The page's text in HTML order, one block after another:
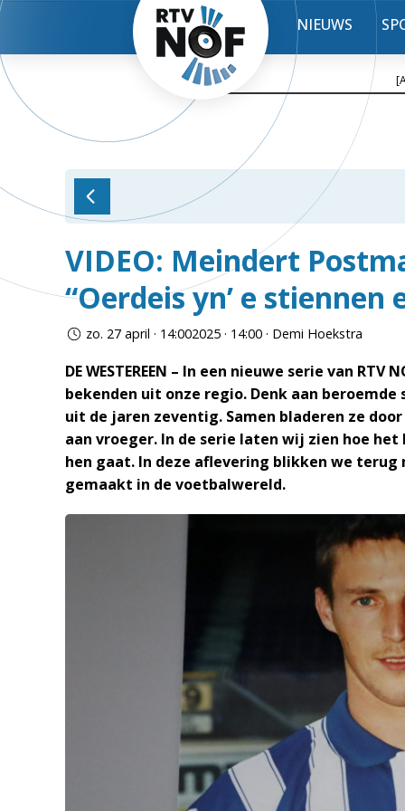
NIEUWS
VIDEO: Meindert
“Oerdeis yn’ e
zo. 27 april · 14:002025 · 14:00 · Demi Hoekstra
DE WESTEREEN – In een nieuwe serie van
bekenden uit onze regio. Denk aan
uit de jaren zeventig. Samen bladeren ze
aan vroeger. In de serie laten wij zien hoe
hen gaat. In deze aflevering blikken we
gemaakt in de voetbalwereld.